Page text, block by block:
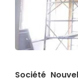
Société